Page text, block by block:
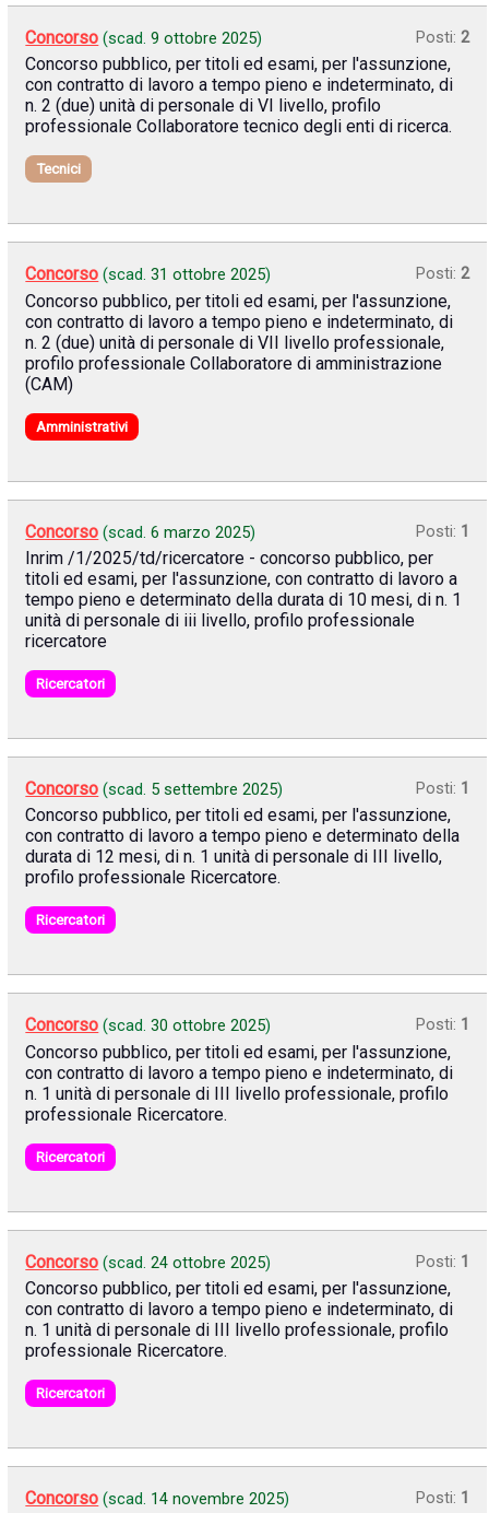
Concorso (scad.9 ottobre 2025) Posti: 2
Concorso pubblico, per titoli ed esami, per l'assunzione,
con contratto di lavoro a tempo pieno e indeterminato, di
n. 2 (due) unità di personale di VI livello, profilo
professionale Collaboratore tecnico degli enti di ricerca.
Tecnici
Concorso (scad.31 ottobre 2025) Posti: 2
Concorso pubblico, per titoli ed esami, per l'assunzione,
con contratto di lavoro a tempo pieno e indeterminato, di
n. 2 (due) unità di personale di VII livello professionale,
profilo professionale Collaboratore di amministrazione
(CAM)
Amministrativi
Concorso (scad.6 marzo 2025) Posti: 1
Inrim /1/2025/td/ricercatore - concorso pubblico, per
titoli ed esami, per l'assunzione, con contratto di lavoro a
tempo pieno e determinato della durata di 10 mesi, di n. 1
unità di personale di iii livello, profilo professionale
ricercatore
Ricercatori
Concorso (scad. 5 settembre 2025) Posti: 1
Concorso pubblico, per titoli ed esami, per l'assunzione,
con contratto di lavoro a tempo pieno e determinato della
durata di 12 mesi, di n. 1 unità di personale di III livello,
profilo professionale Ricercatore.
Ricercatori
Concorso (scad.30 ottobre 2025) Posti: 1
Concorso pubblico, per titoli ed esami, per l'assunzione,
con contratto di lavoro a tempo pieno e indeterminato, di
n. 1 unità di personale di III livello professionale, profilo
professionale Ricercatore.
Ricercatori
Concorso (scad.24 ottobre 2025) Posti: 1
Concorso pubblico, per titoli ed esami, per l'assunzione,
con contratto di lavoro a tempo pieno e indeterminato, di
n. 1 unità di personale di III livello professionale, profilo
professionale Ricercatore.
Ricercatori
Concorso (scad. 14 novembre 2025) Posti: 1